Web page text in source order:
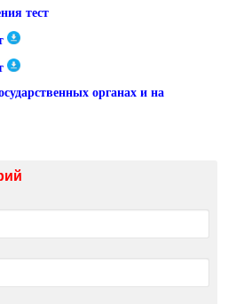
тест
органах и на